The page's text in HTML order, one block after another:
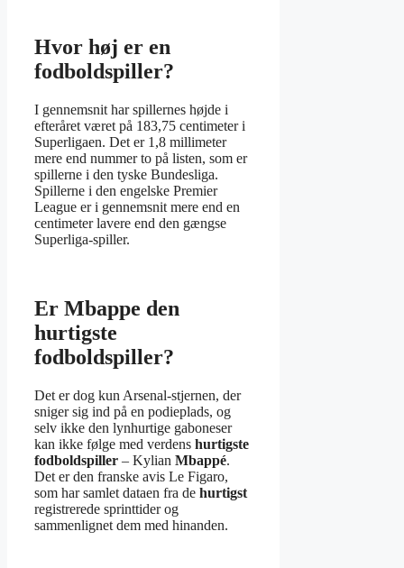
Hvor høj er en
fodboldspiller?
I gennemsnit har spillernes højde i
efteråret været på 183,75 centimeter i
Superligaen. Det er 1,8 millimeter
mere end nummer to på listen, som er
spillerne i den tyske Bundesliga.
Spillerne i den engelske Premier
League er i gennemsnit mere end en
centimeter lavere end den gængse
Superliga-spiller.
Er Mbappe den
hurtigste
fodboldspiller?
Det er dog kun Arsenal-stjernen, der
sniger sig ind på en podieplads, og
selv ikke den lynhurtige gaboneser
kan ikke følge med verdens hurtigste
fodboldspiller – Kylian Mbappé.
Det er den franske avis Le Figaro,
som har samlet dataen fra de hurtigst
registrerede sprinttider og
sammenlignet dem med hinanden.